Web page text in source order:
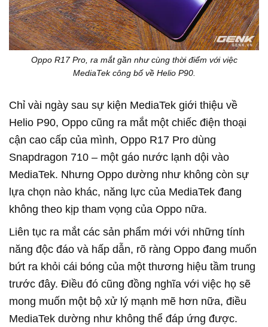
Oppo R17 Pro, ra mắt gần như cùng thời điểm với việc
MediaTek công bố về Helio P90.
Chỉ vài ngày sau sự kiện MediaTek giới thiệu về
Helio P90, Oppo cũng ra mắt một chiếc điện thoại
cận cao cấp của mình, Oppo R17 Pro dùng
Snapdragon 710 – một gáo nước lạnh dội vào
MediaTek. Nhưng Oppo dường như không còn sự
lựa chọn nào khác, năng lực của MediaTek đang
không theo kịp tham vọng của Oppo nữa.
Liên tục ra mắt các sản phẩm mới với những tính
năng độc đáo và hấp dẫn, rõ ràng Oppo đang muốn
bứt ra khỏi cái bóng của một thương hiệu tầm trung
trước đây. Điều đó cũng đồng nghĩa với việc họ sẽ
mong muốn một bộ xử lý mạnh mẽ hơn nữa, điều
MediaTek dường như không thể đáp ứng được.